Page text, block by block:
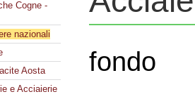
Cogne -
nazionali
Aosta
e Acciaierie
fondo